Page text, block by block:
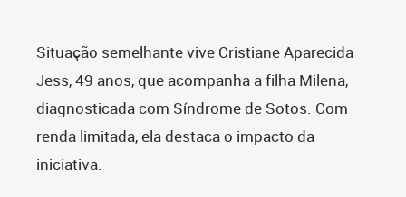
Situação semelhante vive Cristiane Aparecida
Jess, 49 anos, que acompanha a filha Milena,
diagnosticada com Síndrome de Sotos. Com
renda limitada, ela destaca o impacto da
iniciativa.